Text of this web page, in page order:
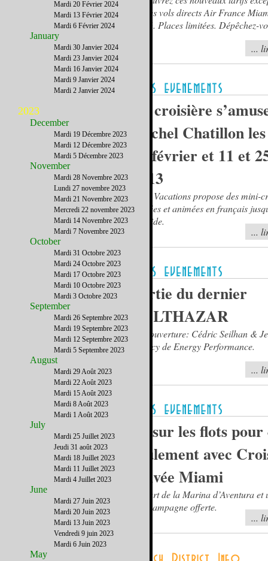
sur les vols directs Air France
CDG. Places limitées. Dépêchez-
...
La croisière
Michel Chatillon
25 février et 11 et
2013
Go 2 Vacations propose des mini-
guidées et animées en français
Bayside.
...
Sortie du dernier
BALTHAZAR
En couverture: Cédric Seilhan &
Sulpicy de Energy Performance.
...
4h sur les flots
seulement avec
Privée Miami
Départ de la Marina d’Aventura et
de champagne offerte.
...
Mardi 20 Février 2024
Mardi 13 Février 2024
Mardi 6 Février 2024
January
Mardi 30 Janvier 2024
Mardi 23 Janvier 2024
Mardi 16 Janvier 2024
Mardi 9 Janvier 2024
Mardi 2 Janvier 2024
2023
December
Mardi 19 Décembre 2023
Mardi 12 Décembre 2023
Mardi 5 Décembre 2023
November
Mardi 28 Novembre 2023
Lundi 27 novembre 2023
Mardi 21 Novembre 2023
Mercredi 22 novembre 2023
Mardi 14 Novembre 2023
Mardi 7 Novembre 2023
October
Mardi 31 Octobre 2023
Mardi 24 Octobre 2023
Mardi 17 Octobre 2023
Mardi 10 Octobre 2023
Mardi 3 Octobre 2023
September
Mardi 26 Septembre 2023
Mardi 19 Septembre 2023
Mardi 12 Septembre 2023
Mardi 5 Septembre 2023
August
Mardi 29 Août 2023
Mardi 22 Août 2023
Mardi 15 Août 2023
Mardi 8 Août 2023
Mardi 1 Août 2023
July
Mardi 25 Juillet 2023
Jeudi 31 août 2023
Mardi 18 Juillet 2023
Mardi 11 Juillet 2023
Mardi 4 Juillet 2023
June
Mardi 27 Juin 2023
Mardi 20 Juin 2023
Mardi 13 Juin 2023
Vendredi 9 juin 2023
Mardi 6 Juin 2023
May